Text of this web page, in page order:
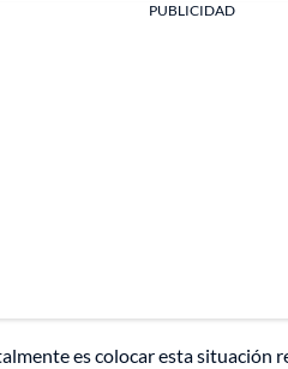
PUBLICIDAD
es colocar esta situación